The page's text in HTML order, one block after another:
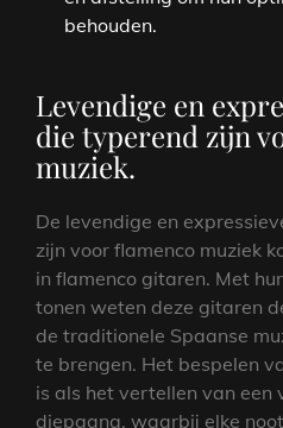
behouden.
Levendige en
die typerend zijn
muziek.
De levendige en
zijn voor flamenco muziek
in flamenco gitaren. Met
tonen weten deze gitaren
de traditionele Spaanse
te brengen. Het bespelen
is als het vertellen van een
diepgang, waarbij elke